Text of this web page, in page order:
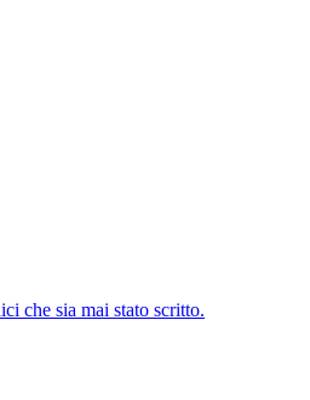
che sia mai stato scritto.